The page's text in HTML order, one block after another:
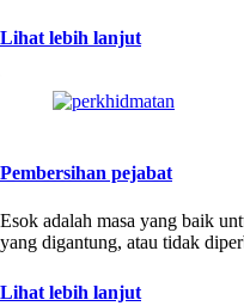
Lihat lebih lanjut
Pembersihan pejabat
Esok adalah masa yang baik
yang digantung, atau tidak
Lihat lebih lanjut